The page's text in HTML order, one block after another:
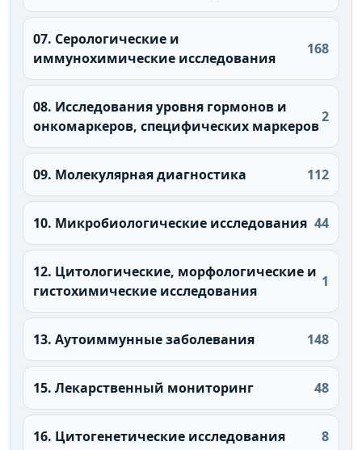
07. Серологические и
иммунохимические исследования
168
08. Исследования уровня гормонов и
онкомаркеров, специфических маркеров
2
09. Молекулярная диагностика 112
10. Микробиологические исследования 44
12. Цитологические, морфологические и
гистохимические исследования
1
13. Аутоиммунные заболевания 148
15. Лекарственный мониторинг 48
16. Цитогенетические исследования 8